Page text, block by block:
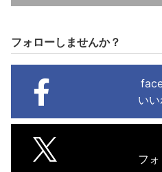
フォローしませんか？
い
フ